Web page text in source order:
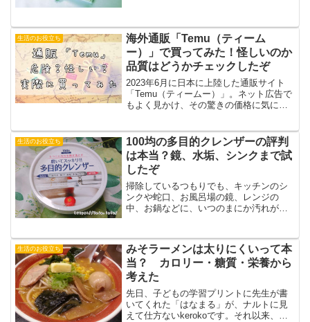
手帳などに記入する人、ス...
生活のお役立ち
海外通販「Temu（ティーム
ー）」で買ってみた！怪しいのか
品質はどうかチェックしたぞ
2023年6月に日本に上陸した通販サイト
「Temu（ティームー）」。ネット広告で
もよく見かけ、その驚きの価格に気にな
ね。検索してみると「危険」という言葉
も一緒になって出...
生活のお役立ち
100均の多目的クレンザーの評判
は本当？鏡、水垢、シンクまで試
したぞ
掃除しているつもりでも、キッチンのシ
ンクや蛇口、お風呂場の鏡、レンジの
中、お鍋などに、いつのまにか汚れがた
も、思うように汚れが取れなくてがっか
り……なんてことありますよね...
生活のお役立ち
みそラーメンは太りにくいって本
当？ カロリー・糖質・栄養から
考えた
先日、子どもの学習プリントに先生が書
いてくれた「はなまる」が、ナルトに見
えて仕方ないkerokoです。それ以来、頭